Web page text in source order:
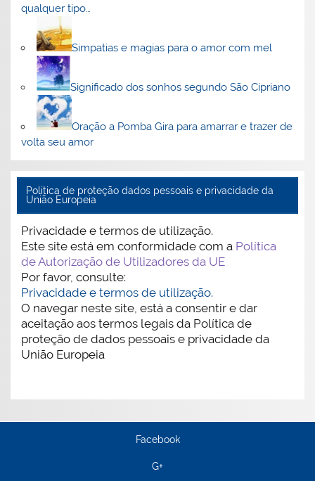
qualquer tipo…
Simpatias e magias para o amor com mel
Significado dos sonhos segundo São Cipriano
Oração a Pomba Gira para amarrar e trazer de
volta seu amor
Politica de proteção dados pessoais e privacidade da
União Europeia
Privacidade e termos de utilização.
Este site está em conformidade com a Política
de Autorização de Utilizadores da UE
Por favor, consulte:
Privacidade e termos de utilização.
O navegar neste site, está a consentir e dar
aceitação aos termos legais da Política de
proteção de dados pessoais e privacidade da
União Europeia
Facebook
G+